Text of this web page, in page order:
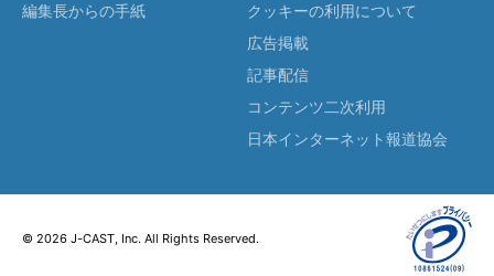
編集長からの手紙
クッキーの利用について
広告掲載
記事配信
コンテンツ二次利用
日本インターネット報道協会
© 2026 J-CAST, Inc. All Rights Reserved.